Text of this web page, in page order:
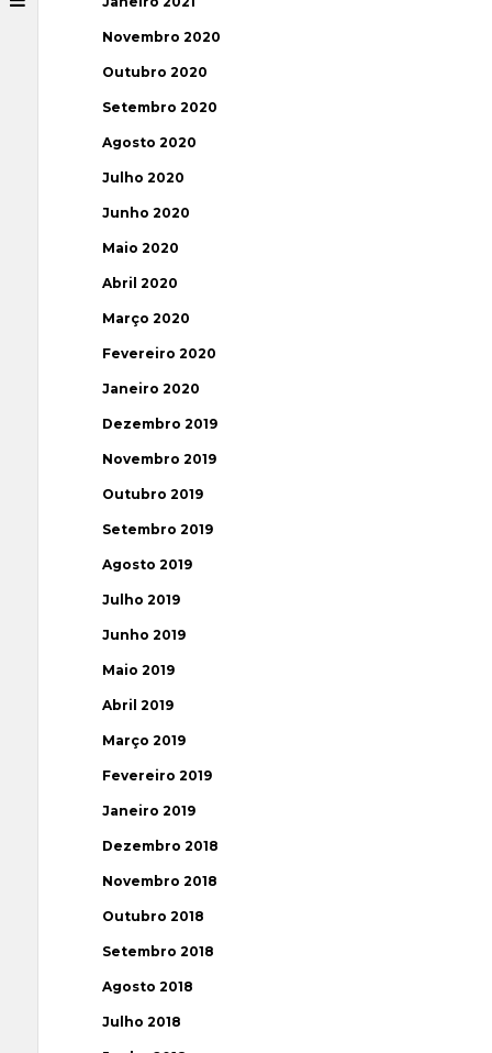
Novembro 2020
Outubro 2020
Setembro 2020
Agosto 2020
Julho 2020
Junho 2020
Maio 2020
Abril 2020
Março 2020
Fevereiro 2020
Janeiro 2020
Dezembro 2019
Novembro 2019
Outubro 2019
Setembro 2019
Agosto 2019
Julho 2019
Junho 2019
Maio 2019
Abril 2019
Março 2019
Fevereiro 2019
Janeiro 2019
Dezembro 2018
Novembro 2018
Outubro 2018
Setembro 2018
Agosto 2018
Julho 2018